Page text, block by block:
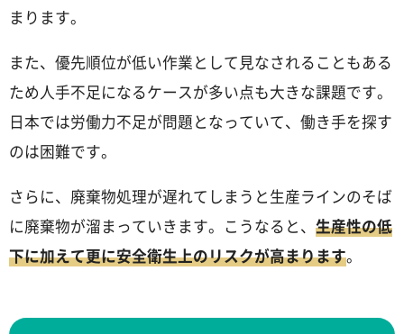
まります。
また、優先順位が低い作業として見なされることもある
ため人手不足になるケースが多い点も大きな課題です。
日本では労働力不足が問題となっていて、働き手を探す
のは困難です。
さらに、廃棄物処理が遅れてしまうと生産ラインのそば
に廃棄物が溜まっていきます。こうなると、 生産性の低
下に加えて更に安全衛生上のリスクが高まります。